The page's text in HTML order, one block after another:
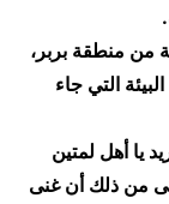
من منطقة بربر،
التي جاء
يا أهل لمتين
من ذلك أن غنى